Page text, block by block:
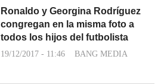
Ronaldo y Georgina Rodríguez
congregan en la misma foto a
todos los hijos del futbolista
19/12/2017 - 11:46 BANG MEDIA